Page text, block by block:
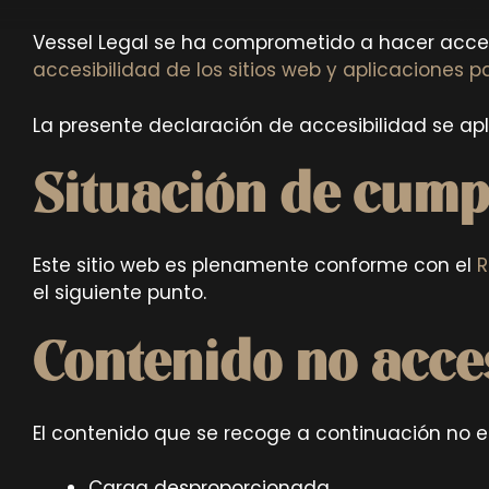
Vessel Legal se ha comprometido a hacer
accesibilidad de los sitios web y aplicaciones
La presente declaración de accesibilidad se
Situación de
Este sitio web es plenamente conforme con el
el siguiente punto.
Contenido no
El contenido que se recoge a continuación no